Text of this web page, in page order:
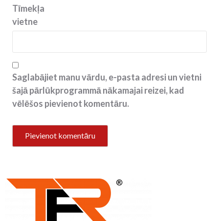
Tīmekļa
vietne
Saglabājiet manu vārdu, e-pasta adresi un vietni
šajā pārlūkprogrammā nākamajai reizei, kad
vēlēšos pievienot komentāru.